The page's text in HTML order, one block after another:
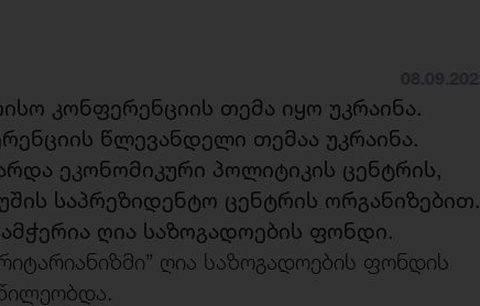
კონფერენციის თემა იყო უკრაინა.
წლევანდელი თემაა უკრაინა.
ეკონომიკური პოლიტიკის ცენტრის,
საპრეზიდენტო ცენტრის ორგანიზებით.
ღია საზოგადოების ფონდი.
ღია საზოგადოების ფონდის